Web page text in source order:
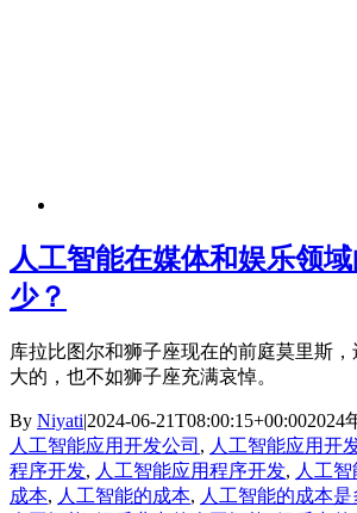
人工智能在媒体和娱乐领
少？
库拉比图尔和狮子座现在的前庭莫里斯
大的，也不如狮子座充满哀悼。
By Niyati|2024-06-21T08:00:15+00:002024
人工智能应用开发公司 , 人工智能应用开
程序开发, 人工智能应用程序开发, 人工
成本, 人工智能的成本, 人工智能的成本是